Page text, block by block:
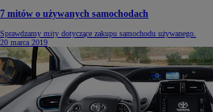
7 mitów o używanych samochodach
Sprawdzamy mity dotyczące zakupu samochodu używanego.
20 marca 2019